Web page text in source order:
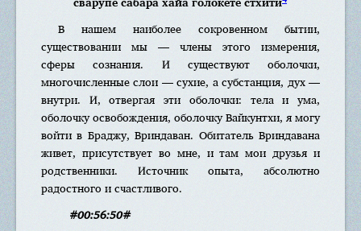
В нашем наиболее сокровенном бытии,
существовании мы — члены этого измерения,
сферы сознания. И существуют оболочки,
многочисленные слои — сухие, а субстанция, дух —
внутри. И, отвергая эти оболочки: тела и ума,
оболочку освобождения, оболочку Вайкунтхи, я могу
войти в Браджу, Вриндаван. Обитатель Вриндавана
живет, присутствует во мне, и там мои друзья и
родственники. Источник опыта, абсолютно
радостного и счастливого.
#00:56:50#